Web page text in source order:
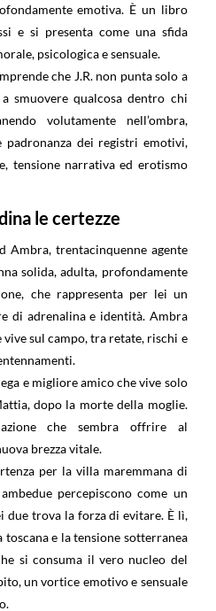
emotiva. È un libro
e si presenta come una sfida
psicologica e sensuale.
che J.R. non punta solo a
smuovere qualcosa dentro chi
volutamente nell’ombra,
padronanza dei registri emotivi,
tensione narrativa ed erotismo
le certezze
Ambra, trentacinquenne agente
solida, adulta, profondamente
che rappresenta per lei un
di adrenalina e identità. Ambra
sul campo, tra retate, rischi e
e migliore amico che vive solo
dopo la morte della moglie.
che sembra offrire al
brezza vitale.
per la villa maremmana di
percepiscono come un
due trova la forza di evitare. È lì,
e la tensione sotterranea
si consuma il vero nucleo del
un vortice emotivo e sensuale